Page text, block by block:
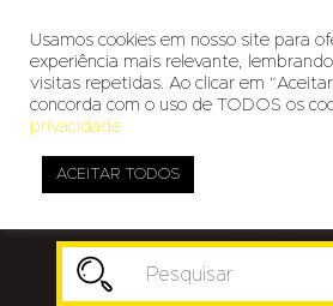
Usamos cookies em nosso site para
experiência mais relevante,
visitas repetidas. Ao clicar em
concorda com o uso de TODOS os
privacidade
ACEITAR TODOS